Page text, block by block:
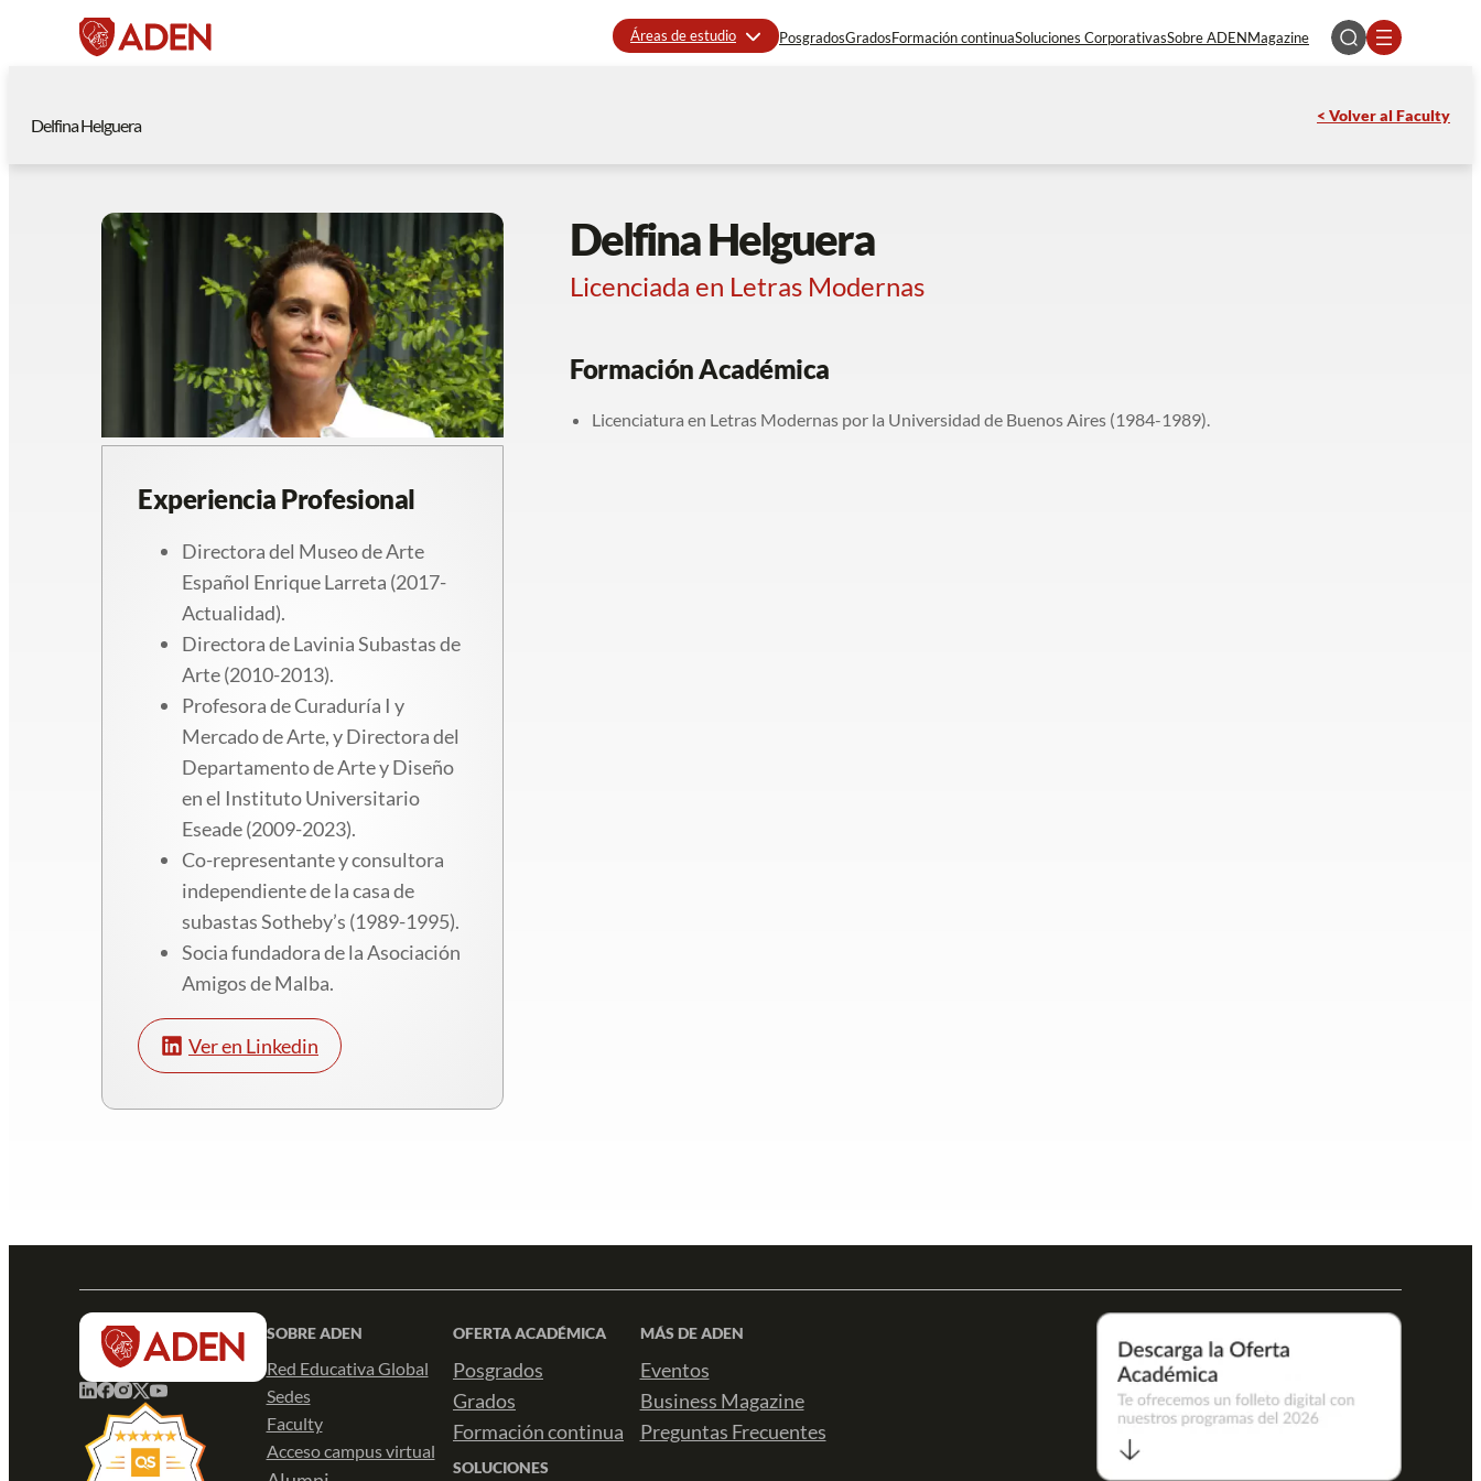
Áreas de estudio PosgradosGradosFormación continuaSoluciones CorporativasSobre ADENMagazine
Delfina Helguera < Volver al Faculty
Experiencia Profesional
Directora del Museo de Arte
Español Enrique Larreta (2017-
Actualidad).
Directora de Lavinia Subastas de
Arte (2010-2013).
Profesora de Curaduría I y
Mercado de Arte, y Directora del
Departamento de Arte y Diseño
en el Instituto Universitario
Eseade (2009-2023).
Co-representante y consultora
independiente de la casa de
subastas Sotheby’s (1989-1995).
Socia fundadora de la Asociación
Amigos de Malba.
Ver en Linkedin
Delfina Helguera
Licenciada en Letras Modernas
Formación Académica
Licenciatura en Letras Modernas por la Universidad de Buenos Aires (1984-1989).
SOBRE ADEN
Red Educativa Global
Sedes
Faculty
Acceso campus virtual
OFERTA ACADÉMICA
Posgrados
Grados
Formación continua
SOLUCIONES
MÁS DE ADEN
Eventos
Business Magazine
Preguntas Frecuentes